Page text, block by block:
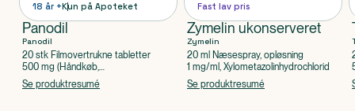
18 år +Kun på Apoteket
Panodil
Panodil
20 stk Filmovertrukne tabletter
500 mg (Håndkøb,
apoteksforbeholdt), Paracetamol
Se produktresumé
Fast lav pris
Zymelin ukonserveret
Zymelin
20 ml Næsespray, opløsning
1 mg/ml, Xylometazolinhydrochlorid
Se produktresumé